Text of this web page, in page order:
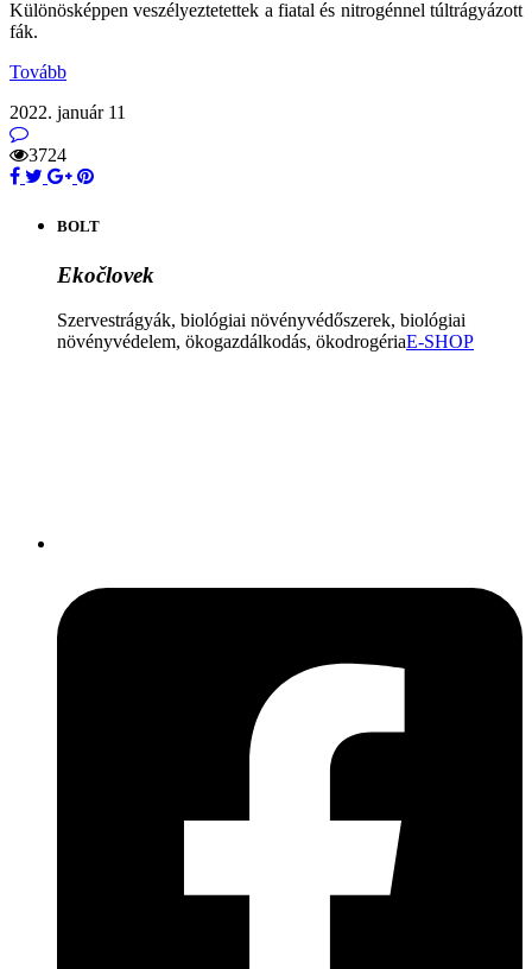
Különösképpen veszélyeztetettek a fiatal és nitrogénnel túltrágyázott
fák.
Tovább
2022. január 11
3724
BOLT
Ekočlovek
Szervestrágyák, biológiai növényvédőszerek, biológiai
növényvédelem, ökogazdálkodás, ökodrogériaE-SHOP